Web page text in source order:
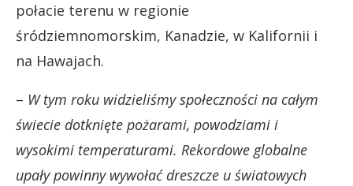
połacie terenu w regionie
śródziemnomorskim, Kanadzie, w Kalifornii i
na Hawajach.
– W tym roku widzieliśmy społeczności na całym
świecie dotknięte pożarami, powodziami i
wysokimi temperaturami. Rekordowe globalne
upały powinny wywołać dreszcze u światowych